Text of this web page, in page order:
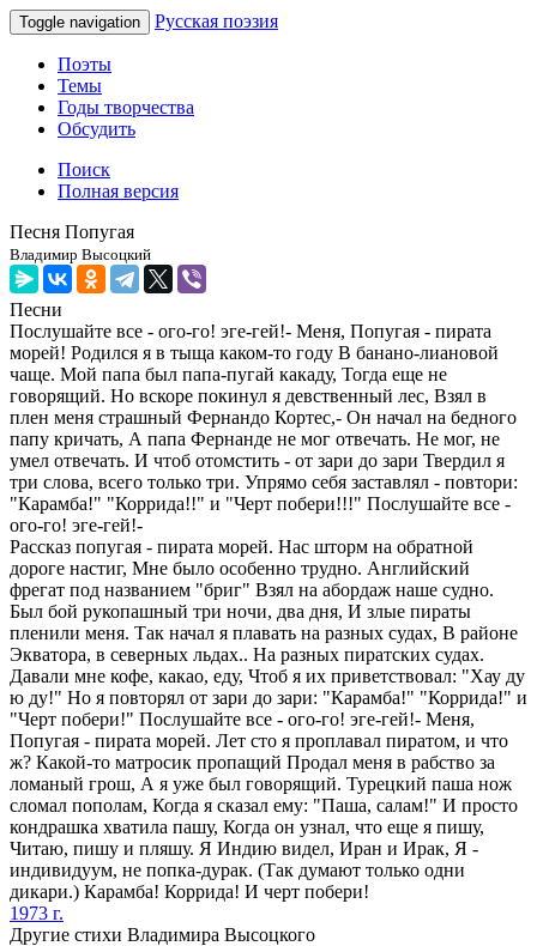
Toggle navigation Русская поэзия
Поэты
Темы
Годы творчества
Обсудить
Поиск
Полная версия
Песня Попугая
Владимир Высоцкий
Песни
Послушайте все - ого-го! эге-гей!- Меня, Попугая - пирата
морей! Родился я в тыща каком-то году В банано-лиановой
чаще. Мой папа был папа-пугай какаду, Тогда еще не
говорящий. Но вскоре покинул я девственный лес, Взял в
плен меня страшный Фернандо Кортес,- Он начал на бедного
папу кричать, А папа Фернанде не мог отвечать. Не мог, не
умел отвечать. И чтоб отомстить - от зари до зари Твердил я
три слова, всего только три. Упрямо себя заставлял - повтори:
"Карамба!" "Коррида!!" и "Черт побери!!!" Послушайте все -
ого-го! эге-гей!-
Рассказ попугая - пирата морей. Нас шторм на обратной
дороге настиг, Мне было особенно трудно. Английский
фрегат под названием "бриг" Взял на абордаж наше судно.
Был бой рукопашный три ночи, два дня, И злые пираты
пленили меня. Так начал я плавать на разных судах, В районе
Экватора, в северных льдах.. На разных пиратских судах.
Давали мне кофе, какао, еду, Чтоб я их приветствовал: "Хау ду
ю ду!" Но я повторял от зари до зари: "Карамба!" "Коррида!" и
"Черт побери!" Послушайте все - ого-го! эге-гей!- Меня,
Попугая - пирата морей. Лет сто я проплавал пиратом, и что
ж? Какой-то матросик пропащий Продал меня в рабство за
ломаный грош, А я уже был говорящий. Турецкий паша нож
сломал пополам, Когда я сказал ему: "Паша, салам!" И просто
кондрашка хватила пашу, Когда он узнал, что еще я пишу,
Читаю, пишу и пляшу. Я Индию видел, Иран и Ирак, Я -
индивидуум, не попка-дурак. (Так думают только одни
дикари.) Карамба! Коррида! И черт побери!
1973 г.
Другие стихи Владимира Высоцкого